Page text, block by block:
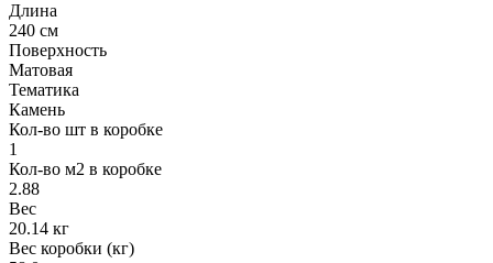
Длина
240 см
Поверхность
Матовая
Тематика
Камень
Кол-во шт в коробке
1
Кол-во м2 в коробке
2.88
Вес
20.14 кг
Вес коробки (кг)